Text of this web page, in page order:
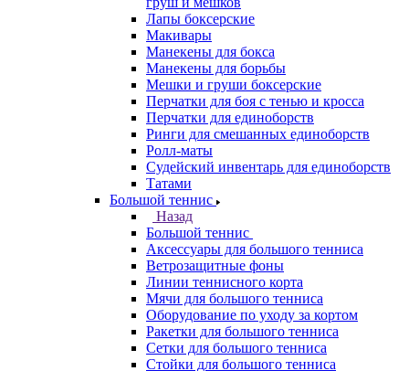
Лапы боксерские
Макивары
Манекены для бокса
Манекены для борьбы
Мешки и груши боксерские
Перчатки для боя с тенью и кросса
Перчатки для единоборств
Ринги для смешанных единоборств
Ролл-маты
Судейский инвентарь для единоборств
Татами
Большой теннис
Назад
Большой теннис
Аксессуары для большого тенниса
Ветрозащитные фоны
Линии теннисного корта
Мячи для большого тенниса
Оборудование по уходу за кортом
Ракетки для большого тенниса
Сетки для большого тенниса
Стойки для большого тенниса